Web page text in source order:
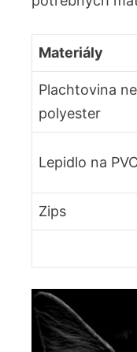
Materiály
Plachtovina
polyester
Lepidlo na PVC
Zips